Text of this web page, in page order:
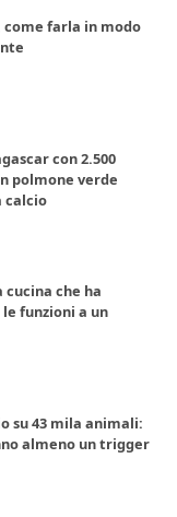
farla in modo
con 2.500
polmone verde
calcio
che ha
funzioni a un
su 43 mila animali:
almeno un trigger